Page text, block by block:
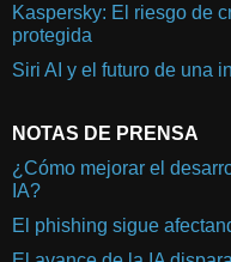
Kaspersky: El riesgo de
protegida
Siri AI y el futuro de una
NOTAS DE PRENSA
¿Cómo mejorar el
IA?
El phishing sigue